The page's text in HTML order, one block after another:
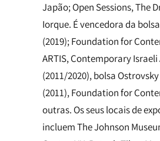
Japão; Open Sessions, The
Iorque. É vencedora da
(2019); Foundation for
ARTIS, Contemporary Israeli
(2011/2020), bolsa
(2011), Foundation for
outras. Os seus locais de
incluem The Johnson